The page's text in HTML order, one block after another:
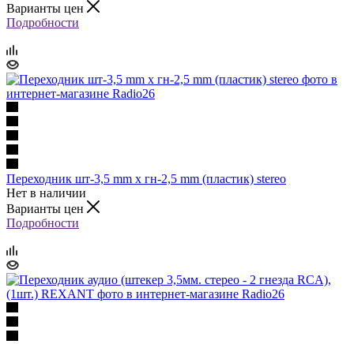
Варианты цен
Подробности
Переходник шт-3,5 mm х гн-2,5 mm (пластик) stereo
Нет в наличии
Варианты цен
Подробности